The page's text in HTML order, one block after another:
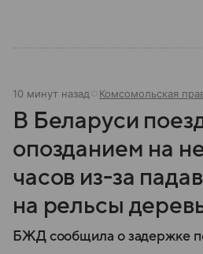
10 минут назад Комсомольская
В Беларуси
опозданием на
часов из-за
на рельсы
БЖД сообщила о задержке